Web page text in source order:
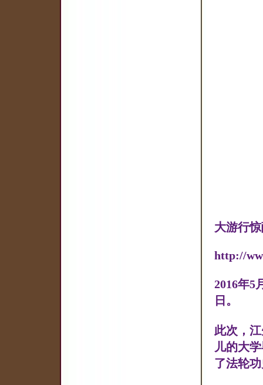
大游行
http://
2016年5
日。
此次，
儿的大
了法轮